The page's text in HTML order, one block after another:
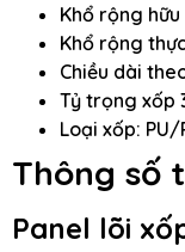
Khổ rộng hữu
Khổ rộng
Chiều dài
Tỷ trọng xốp
Loại xốp: PU/
Thông số
Panel lõi